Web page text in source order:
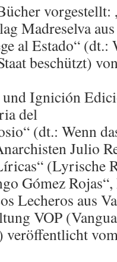
Madreselva
al Estado“ (dt.:
beschützt)
Ignición
del
(dt.: Wenn
Julio
(Lyrische
Gómez
Lecheros aus
VOP
veröffentlicht